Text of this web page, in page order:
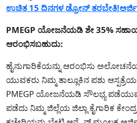
ಉಚಿತ 15 ದಿನಗಳ ಡ್ರೋನ್ ತರಬೇತಿ!ಅರ್ಜಿ
PMEGP ಯೋಜನೆಯಡಿ ಶೇ 35%
ಆರಂಭಿಸಬಹುದು:
ಹೈನುಗಾರಿಕೆಯನ್ನು ಆರಂಭಿಸು
ಯುವಕರು ನಿಮ್ಮ ತಾಲ್ಲೂಕಿನ ಪಶು
PMEGP ಯೋಜನೆಯಡಿ ಸೌಲಭ್ಯ
ಪಡೆದು ನಿಮ್ಮ ಜಿಲ್ಲೆಯ ಜಿಲ್ಲಾ ಕೈಗಾರಿಕ